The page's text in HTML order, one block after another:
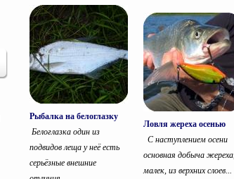
Рыбалка на белоглазку
Белоглазка один из
подвидов леща у неё есть
серьёзные внешние
Ловля жереха осенью
С наступлением осени
основная добыча жереха,
малек, из верхних слоев...